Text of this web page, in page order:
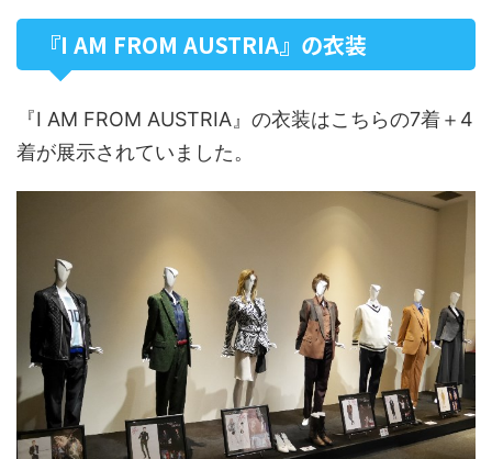
『I AM FROM AUSTRIA』の衣装
『I AM FROM AUSTRIA』の衣装はこちらの7着＋4
着が展示されていました。